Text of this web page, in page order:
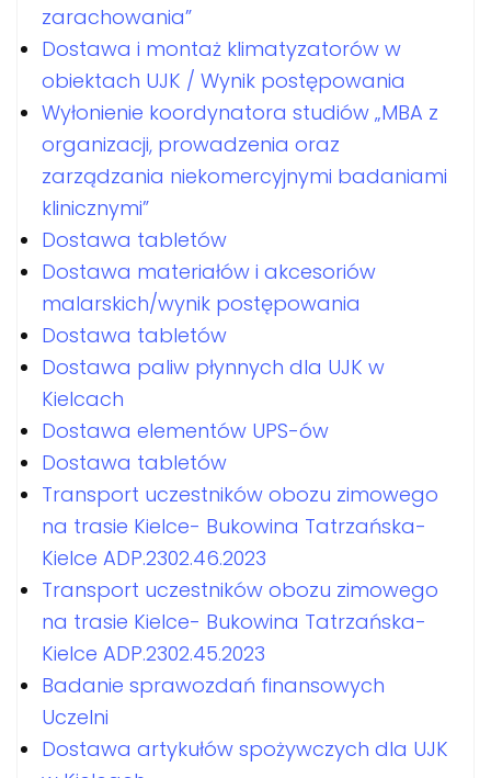
zarachowania”
Dostawa i montaż klimatyzatorów w
obiektach UJK / Wynik postępowania
Wyłonienie koordynatora studiów „MBA z
organizacji, prowadzenia oraz
zarządzania niekomercyjnymi badaniami
klinicznymi”
Dostawa tabletów
Dostawa materiałów i akcesoriów
malarskich/wynik postępowania
Dostawa tabletów
Dostawa paliw płynnych dla UJK w
Kielcach
Dostawa elementów UPS-ów
Dostawa tabletów
Transport uczestników obozu zimowego
na trasie Kielce- Bukowina Tatrzańska-
Kielce ADP.2302.46.2023
Transport uczestników obozu zimowego
na trasie Kielce- Bukowina Tatrzańska-
Kielce ADP.2302.45.2023
Badanie sprawozdań finansowych
Uczelni
Dostawa artykułów spożywczych dla UJK